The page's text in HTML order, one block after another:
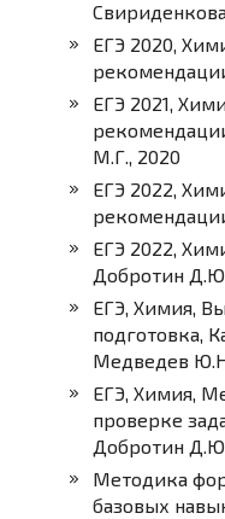
ЕГЭ 2020,
ЕГЭ 2021,
М.Г., 2020
ЕГЭ 2022,
ЕГЭ 2022,
Добротин
ЕГЭ, Химия,
подготовка,
Медведев
ЕГЭ, Химия,
проверке
Добротин
Методика
базовых